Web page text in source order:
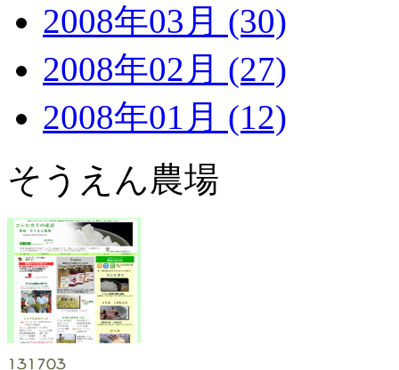
2008年03月 (30)
2008年02月 (27)
2008年01月 (12)
そうえん農場